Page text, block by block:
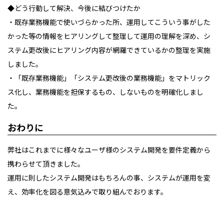
◆どう行動して解決、今後に結びつけたか
・既存業務機能で使いづらかった所、運用してこういう事がした
かった等の情報をヒアリングして整理して運用の理解を深め、シ
ステム更改後にヒアリング内容が網羅できているかの整理を実施
しました。
・「既存業務機能」「システム更改後の業務機能」をマトリック
ス化し、業務機能を担保するもの、しないものを明確化しまし
た。
おわりに
弊社はこれまでに様々なユーザ様のシステム開発を要件定義から
携わらせて頂きました。
運用に則したシステム開発はもちろんの事、システムが運用を変
え、効率化を図る意気込みで取り組んでおります。